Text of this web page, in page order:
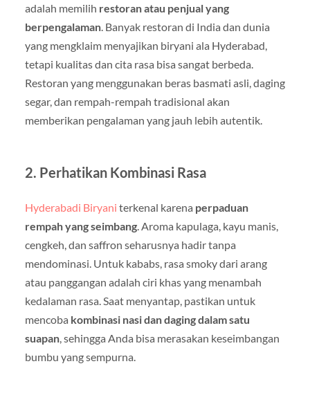
adalah memilih restoran atau penjual yang
berpengalaman. Banyak restoran di India dan dunia
yang mengklaim menyajikan biryani ala Hyderabad,
tetapi kualitas dan cita rasa bisa sangat berbeda.
Restoran yang menggunakan beras basmati asli, daging
segar, dan rempah-rempah tradisional akan
memberikan pengalaman yang jauh lebih autentik.
2. Perhatikan Kombinasi Rasa
Hyderabadi Biryani terkenal karena perpaduan
rempah yang seimbang. Aroma kapulaga, kayu manis,
cengkeh, dan saffron seharusnya hadir tanpa
mendominasi. Untuk kababs, rasa smoky dari arang
atau panggangan adalah ciri khas yang menambah
kedalaman rasa. Saat menyantap, pastikan untuk
mencoba kombinasi nasi dan daging dalam satu
suapan, sehingga Anda bisa merasakan keseimbangan
bumbu yang sempurna.